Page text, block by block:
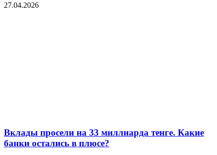
27.04.2026
Вклады просели на 33 миллиарда тенге. Какие
банки остались в плюсе?